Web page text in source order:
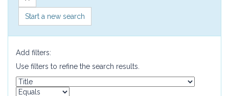
Start a new search
Add filters:
Use filters to refine the search results.